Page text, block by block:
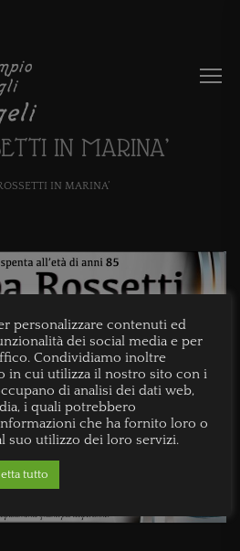
IN MARINA’
IN MARINA’
personalizzare contenuti ed
dei social media e per
Condividiamo inoltre
in cui utilizza il nostro sito con i
di analisi dei dati web,
i quali potrebbero
che ha fornito loro o
suo utilizzo dei loro servizi.
tutto